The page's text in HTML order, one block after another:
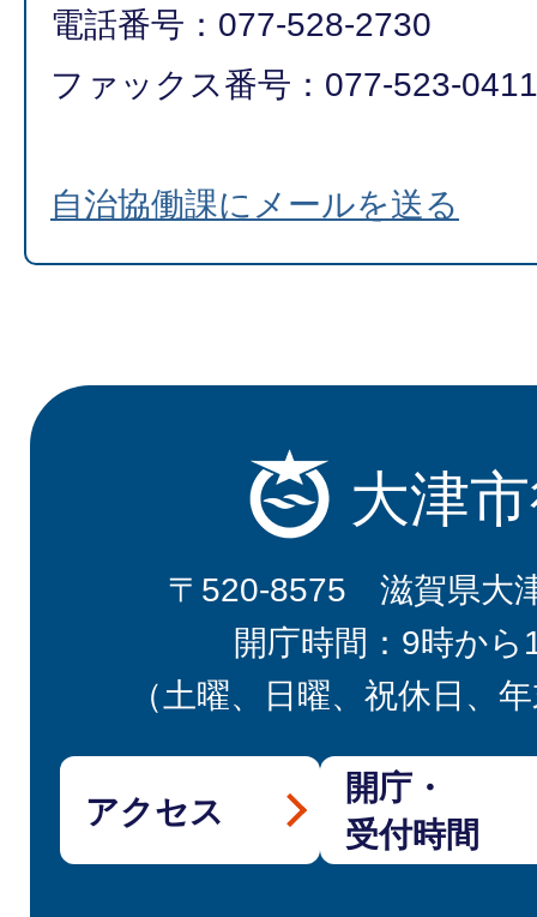
電話番号：077-528-2730
ファックス番号：077-523-0411
自治協働課にメールを送る
大津
〒520-8575 滋賀県大
開庁時間：9時から
（土曜、日曜、祝休日、
アクセス
開庁・
受付時間